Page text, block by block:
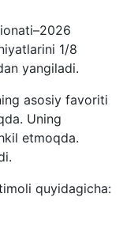
1/8
yangiladi.
asosiy favoriti
Uning
etmoqda.
quyidagicha: